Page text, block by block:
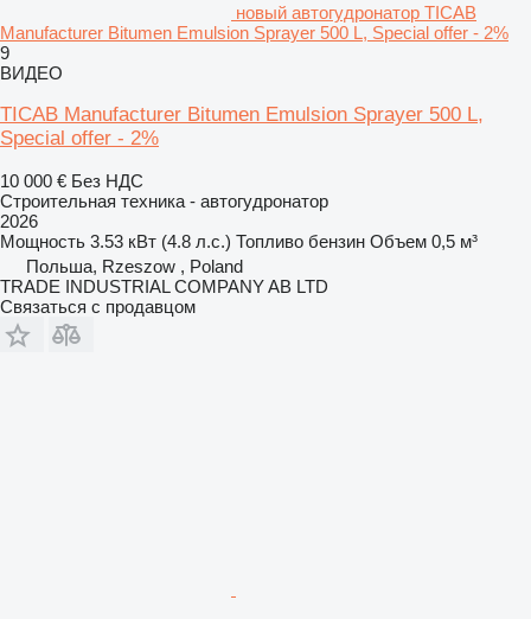
новый автогудронатор TICAB
Manufacturer Bitumen Emulsion Sprayer 500 L, Special offer - 2%
9
ВИДЕО
TICAB Manufacturer Bitumen Emulsion Sprayer 500 L,
Special offer - 2%
10 000 € Без НДС
Строительная техника - автогудронатор
2026
Мощность 3.53 кВт (4.8 л.с.) Топливо бензин Объем 0,5 м³
Польша, Rzeszow , Poland
TRADE INDUSTRIAL COMPANY AB LTD
Связаться с продавцом